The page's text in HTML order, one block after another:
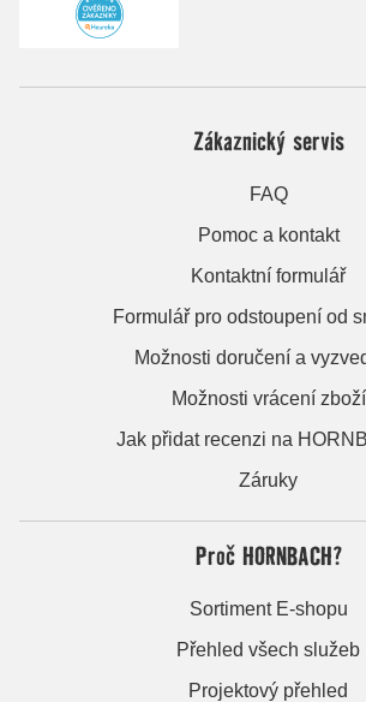
Zákaznický servis
FAQ
Pomoc a kontakt
Kontaktní formulář
Formulář pro odstoupení od
Možnosti doručení a
Možnosti vrácení zboží
Jak přidat recenzi na
Záruky
Proč HORNBACH?
Sortiment E-shopu
Přehled všech služeb
Projektový přehled